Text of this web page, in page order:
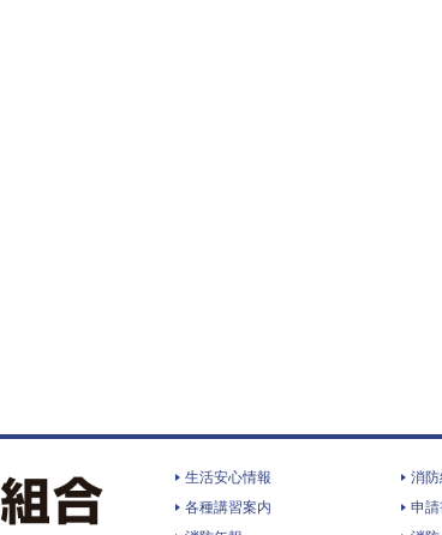
生活安心情報 消
各種講習案内
申